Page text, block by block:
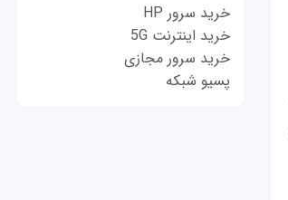
خرید سرور HP
خرید اینترنت 5G
خرید سرور مجازی
پسیو شبکه